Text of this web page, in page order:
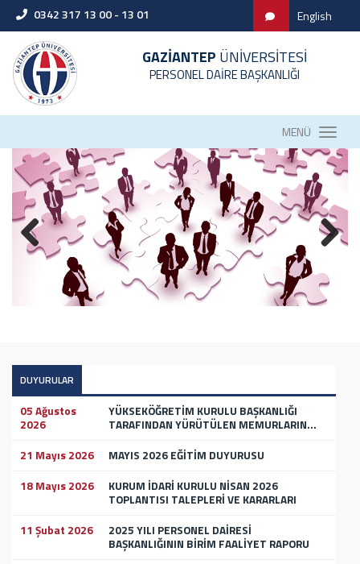
0342 317 13 00 - 13 01 English
GAZİANTEP ÜNİVERSİTESİ
PERSONEL DAİRE BAŞKANLIĞI
MENÜ
DUYURULAR
05 Ağustos
2026
YÜKSEKÖĞRETİM KURULU BAŞKANLIĞI
TARAFINDAN YÜRÜTÜLEN MEMURLARIN...
21 Mayıs 2026
MAYIS 2026 EĞİTİM DUYURUSU
18 Mayıs 2026
KURUM İDARİ KURULU NİSAN 2026
TOPLANTISI TALEPLERİ VE KARARLARI
11 Şubat 2026
2025 YILI PERSONEL DAİRESİ
BAŞKANLIĞININ BİRİM FAALİYET RAPORU